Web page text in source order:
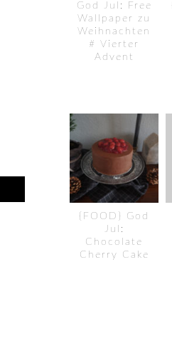
God Jul: Free
Wallpaper zu
Weihnachten
# Vierter
Advent
{FOOD} God
Jul:
Chocolate
Cherry Cake